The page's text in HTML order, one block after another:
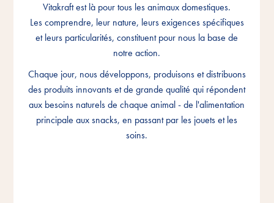
Vitakraft est là pour tous les animaux domestiques.
Les comprendre, leur nature, leurs exigences spécifiques
et leurs particularités, constituent pour nous la base de
notre action.
Chaque jour, nous développons, produisons et distribuons
des produits innovants et de grande qualité qui répondent
aux besoins naturels de chaque animal - de l'alimentation
principale aux snacks, en passant par les jouets et les
soins.
Vitakraft est là pour tous les animaux domestiques.
Les comprendre, leur nature, leurs exigences spécifiques
et leurs particularités, constituent pour nous la base de
notre action.
Chaque jour, nous développons, produisons et distribuons
des produits innovants et de grande qualité qui répondent
aux besoins naturels de chaque animal - de l'alimentation
principale aux snacks, en passant par les jouets et les
soins.
Vitakraft est là pour tous les animaux domestiques.
Les comprendre, leur nature, leurs exigences spécifiques
et leurs particularités, constituent pour nous la base de
notre action.
Chaque jour, nous développons, produisons et distribuons
des produits innovants et de grande qualité qui répondent
aux besoins naturels de chaque animal - de l'alimentation
principale aux snacks, en passant par les jouets et les
soins.